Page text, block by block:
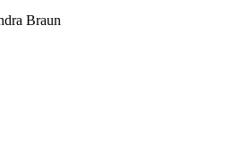
Braun